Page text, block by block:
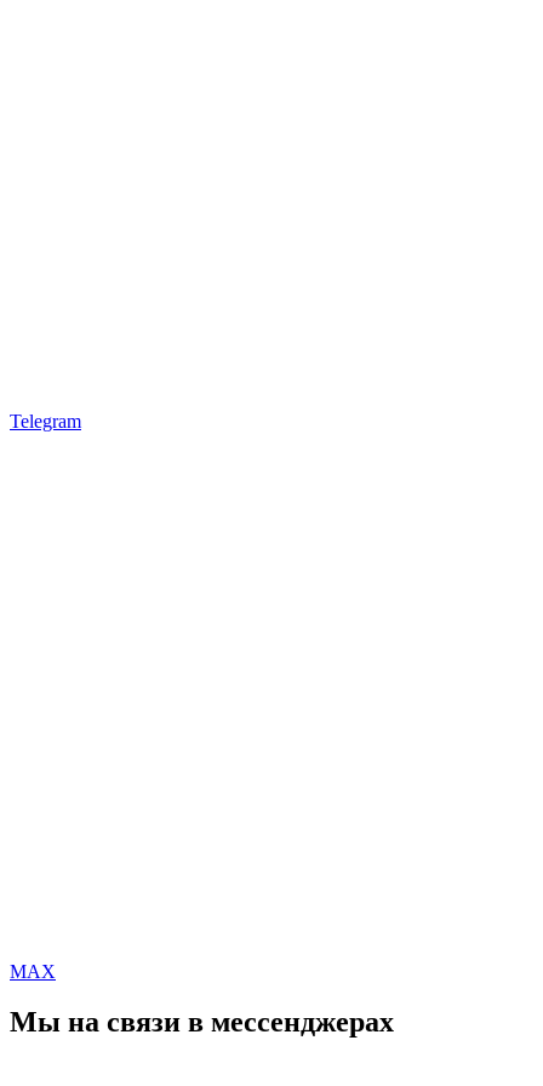
Telegram
MAX
Мы на связи в мессенджерах